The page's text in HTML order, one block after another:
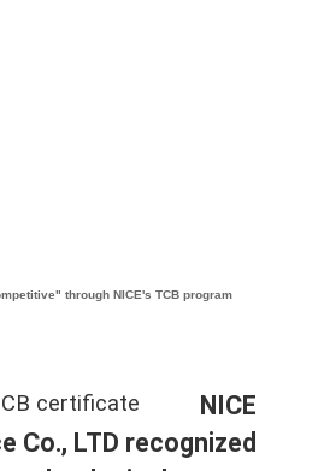
through NICE's TCB program
NICE
Co., LTD recognized